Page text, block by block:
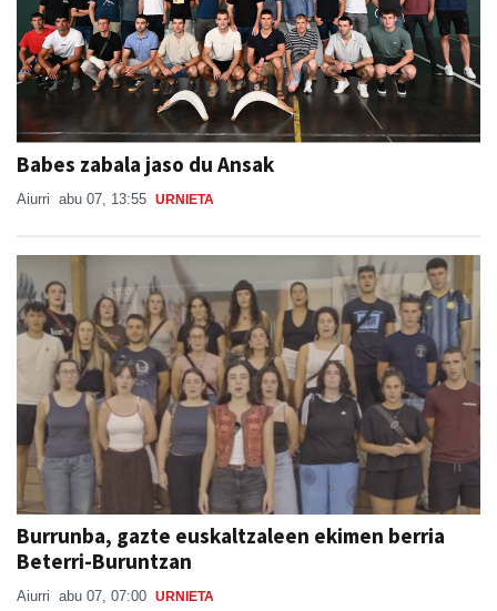
Babes zabala jaso du Ansak
Aiurri abu 07, 13:55 URNIETA
Burrunba, gazte euskaltzaleen ekimen berria
Beterri-Buruntzan
Aiurri abu 07, 07:00 URNIETA